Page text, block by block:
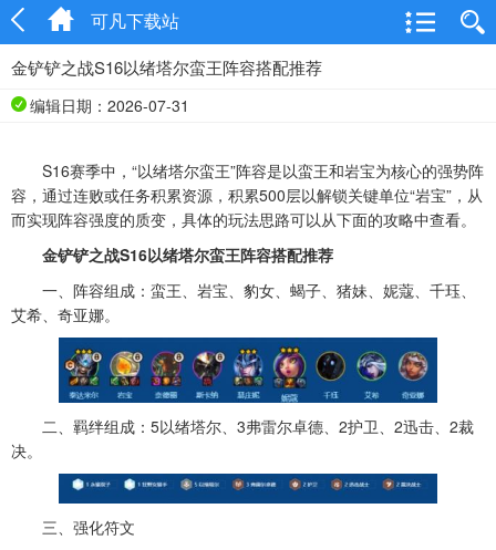
可凡下载站
金铲铲之战S16以绪塔尔蛮王阵容搭配推荐
编辑日期：2026-07-31
S16赛季中，“以绪塔尔蛮王”阵容是以蛮王和岩宝为核心的强势阵
容，通过连败或任务积累资源，积累500层以解锁关键单位“岩宝”，从
而实现阵容强度的质变，具体的玩法思路可以从下面的攻略中查看。
金铲铲之战S16以绪塔尔蛮王阵容搭配推荐
一、阵容组成：蛮王、岩宝、豹女、蝎子、猪妹、妮蔻、千珏、
艾希、奇亚娜。
二、羁绊组成：5以绪塔尔、3弗雷尔卓德、2护卫、2迅击、2裁
决。
三、强化符文